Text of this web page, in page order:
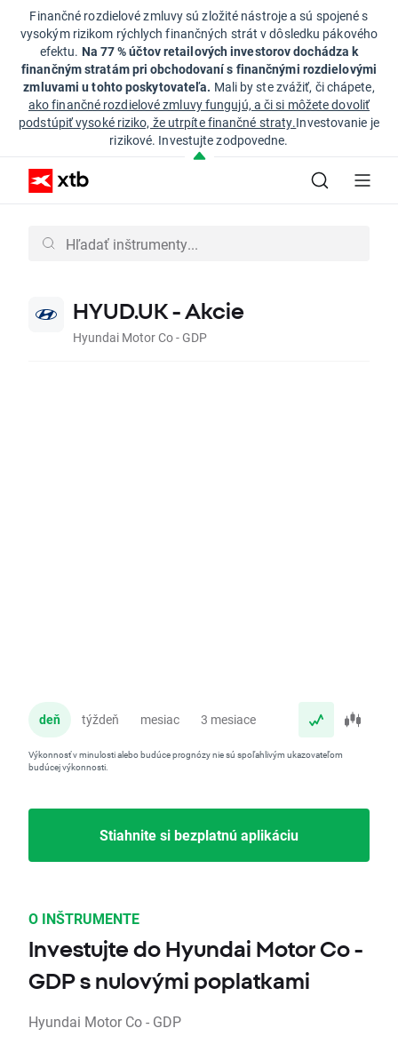
Finančné rozdielové zmluvy sú zložité nástroje a sú spojené s
vysokým rizikom rýchlych finančných strát v dôsledku pákového
efektu. Na 77 % účtov retailových investorov dochádza k
finančným stratám pri obchodovaní s finančnými rozdielovými
zmluvami u tohto poskytovateľa. Mali by ste zvážiť, či chápete,
ako finančné rozdielové zmluvy fungujú, a či si môžete dovoliť
podstúpiť vysoké riziko, že utrpíte finančné straty.Investovanie je
rizikové. Investujte zodpovedne.
HYUD.UK - Akcie
Hyundai Motor Co - GDP
deň týždeň mesiac 3 mesiace
Výkonnosť v minulosti alebo budúce prognózy nie sú spoľahlivým ukazovateľom
budúcej výkonnosti.
Stiahnite si bezplatnú aplikáciu
O INŠTRUMENTE
Investujte do Hyundai Motor Co -
GDP s nulovými poplatkami
Hyundai Motor Co - GDP